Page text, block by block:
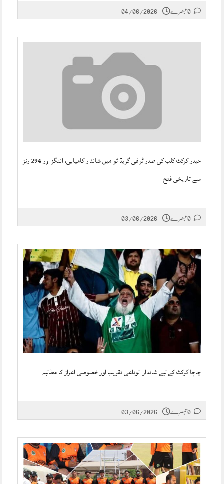
04/06/2026
حیدر کرکٹ کلب کی صدر ٹرافی گریڈ ٹو میں شاندار کامیابی، اننگز اور 294 رنز
سے تاریخی فتح
03/06/2026
چاچا کرکٹ کے لیے شاندار الوداعی تقریب اور خصوصی اعزاز کا مطالبہ
03/06/2026